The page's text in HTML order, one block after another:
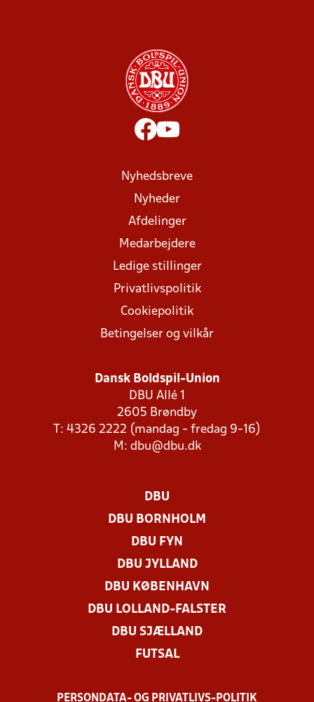
Nyhedsbreve
Nyheder
Afdelinger
Medarbejdere
Ledige stillinger
Privatlivspolitik
Cookiepolitik
Betingelser og vilkår
Dansk Boldspil-Union
DBU Allé 1
2605 Brøndby
T: 4326 2222 (mandag - fredag 9-16)
M: dbu@dbu.dk
DBU
DBU BORNHOLM
DBU FYN
DBU JYLLAND
DBU KØBENHAVN
DBU LOLLAND-FALSTER
DBU SJÆLLAND
FUTSAL
PERSONDATA- OG PRIVATLIVS-POLITIK